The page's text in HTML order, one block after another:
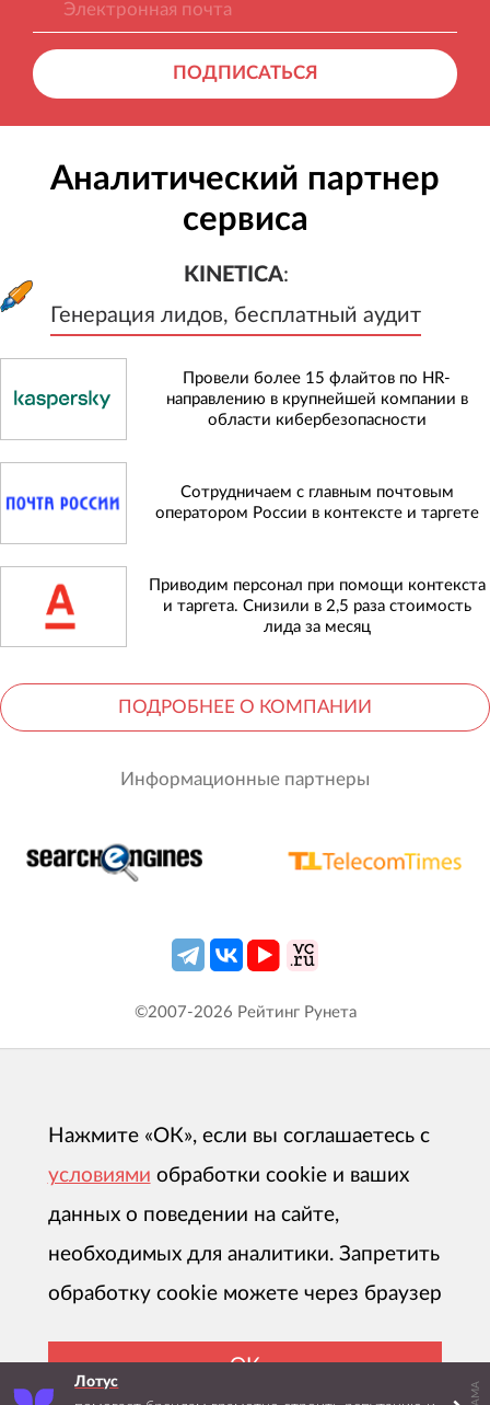
ПОДПИСАТЬСЯ
Аналитический партнер
сервиса
KINETICA:
Генерация лидов, бесплатный аудит
Генерация лидов, бесплатный
Провели более 15 флайтов по HR-
направлению в крупнейшей компании в
области кибербезопасности
Сотрудничаем с главным почтовым
оператором России в контексте и таргете
Приводим персонал при помощи контекста
и таргета. Снизили в 2,5 раза стоимость
лида за месяц
ПОДРОБНЕЕ О КОМПАНИИ
Информационные партнеры
Лотус
©2007-2026 Рейтинг Рунета
Нажмите «ОК», если вы соглашаетесь с
условиями обработки cookie и ваших
данных о поведении на сайте,
необходимых для аналитики. Запретить
обработку cookie можете через браузер
ОК